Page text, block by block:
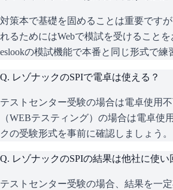
対策本で基礎を固めることは重要です
れるためにはWebで模試を受けることを
eslookの模試機能で本番と同じ形式で練
Q. レゾナックのSPIで電卓は使える？
テストセンター受験の場合は電卓使用
（WEBテスティング）の場合は電卓使
クの受験形式を事前に確認しましょう。
Q. レゾナックのSPIの結果は他社に使い
テストセンター受験の場合、結果を一